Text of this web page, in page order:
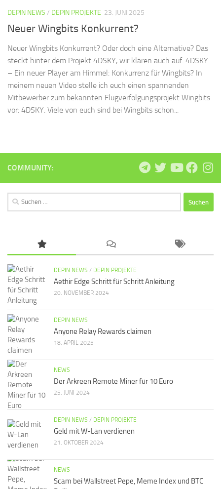
DEPIN NEWS / DEPIN PROJEKTE 23. JUNI 2025
Neuer Wingbits Konkurrent?
Neuer Wingbits Konkurrent? Oder doch eine Alternative? Das
steckt hinter dem Projekt 4DSKY, wir klären auch auf. 4DSKY
– Ein neuer Player am Himmel: Konkurrenz für Wingbits? In
meinem neuen Video stelle ich euch einen spannenden
Mitbewerber zum bekannten Flugverfolgungsprojekt Wingbits
vor: 4DSKY. Viele von euch sind bei Wingbits schon...
COMMUNITY:
Suchen
nach:
DEPIN NEWS / DEPIN PROJEKTE
Aethir Edge Schritt für Schritt Anleitung
20. NOVEMBER 2024
DEPIN NEWS
Anyone Relay Rewards claimen
18. APRIL 2025
NEWS
Der Arkreen Remote Miner für 10 Euro
25. JUNI 2024
DEPIN NEWS / DEPIN PROJEKTE
Geld mit W-Lan verdienen
21. OKTOBER 2024
NEWS
Scam bei Wallstreet Pepe, Meme Index und BTC